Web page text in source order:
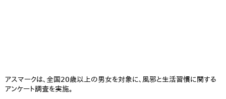
アスマークは、全国20歳以上の男女を対象に、風邪と生活習慣に関する
アンケート調査を実施。